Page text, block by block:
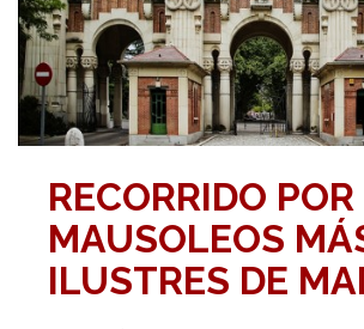
RECORRIDO
MAUSOLEOS
ILUSTRES DE